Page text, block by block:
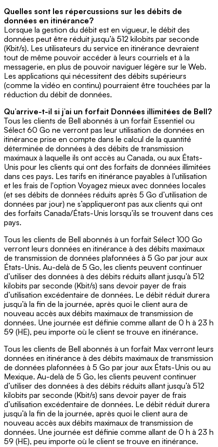
Quelles sont les répercussions sur les débits de
données en itinérance?
Lorsque la gestion du débit est en vigueur, le débit des
données peut être réduit jusqu’à 512 kilobits par seconde
(Kbit/s). Les utilisateurs du service en itinérance devraient
tout de même pouvoir accéder à leurs courriels et à la
messagerie, en plus de pouvoir naviguer légère sur le Web.
Les applications qui nécessitent des débits supérieurs
(comme la vidéo en continu) pourraient être touchées par la
réduction du débit de données.
Qu’arrive-t-il si j’ai un forfait Données illimitées de Bell?
Tous les clients de Bell abonnés à un forfait Essentiel ou
Sélect 60 Go ne verront pas leur utilisation de données en
itinérance prise en compte dans le calcul de la quantité
déterminée de données à des débits de transmission
maximaux à laquelle ils ont accès au Canada, ou aux États-
Unis pour les clients qui ont des forfaits de données illimitées
dans ces pays. Les tarifs en itinérance payables à l'utilisation
et les frais de l'option Voyagez mieux avec données locales
(et ses débits de données réduits après 5 Go d’utilisation de
données par jour) ne s’appliqueront pas aux clients qui ont
des forfaits Canada/États-Unis lorsqu’ils se trouvent dans ces
pays.
Tous les clients de Bell abonnés à un forfait Sélect 100 Go
verront leurs données en itinérance à des débits maximaux
de transmission de données plafonnées à 5 Go par jour aux
États-Unis. Au-delà de 5 Go, les clients peuvent continuer
d’utiliser des données à des débits réduits allant jusqu’à 512
kilobits par seconde (Kbit/s) sans devoir payer de frais
d’utilisation excédentaire de données. Le débit réduit durera
jusqu’à la fin de la journée, après quoi le client aura de
nouveau accès aux débits maximaux de transmission de
données. Une journée est définie comme allant de 0 h à 23 h
59 (HE), peu importe où le client se trouve en itinérance.
Tous les clients de Bell abonnés à un forfait Max verront leurs
données en itinérance à des débits maximaux de transmission
de données plafonnées à 5 Go par jour aux États-Unis ou au
Mexique. Au-delà de 5 Go, les clients peuvent continuer
d’utiliser des données à des débits réduits allant jusqu’à 512
kilobits par seconde (Kbit/s) sans devoir payer de frais
d’utilisation excédentaire de données. Le débit réduit durera
jusqu’à la fin de la journée, après quoi le client aura de
nouveau accès aux débits maximaux de transmission de
données. Une journée est définie comme allant de 0 h à 23 h
59 (HE), peu importe où le client se trouve en itinérance.